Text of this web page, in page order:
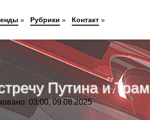
Путина и
03:00, 09.08.2025
» Рубрики » Контакт»